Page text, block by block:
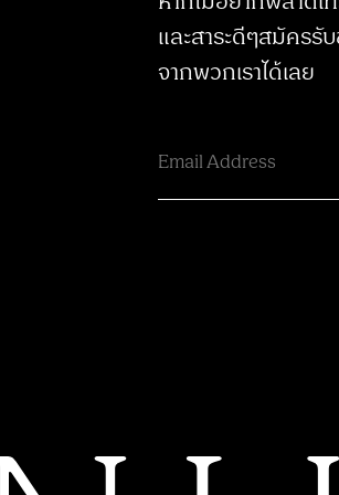
และสาระดีๆสมัครรั
จากพวกเราได้เลย
สมั